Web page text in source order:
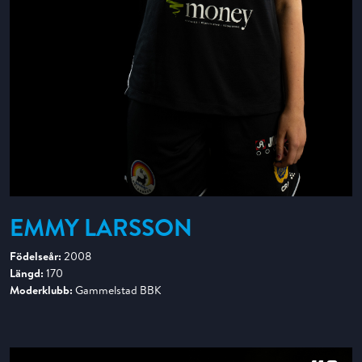
EMMY LARSSON
Födelseår: 2008
Längd: 170
Moderklubb: Gammelstad BBK